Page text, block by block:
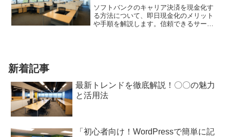
ソフトバンクのキャリア決済を現金化す
る方法について、即日現金化のメリット
や手順を解説します。信頼できるサービ
新着記事
最新トレンドを徹底解説！〇〇の魅力
と活用法
「初心者向け！WordPressで簡単に記